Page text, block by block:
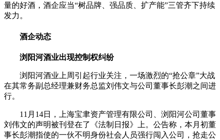
量的好酒，酒企应当“树品牌、强品质、扩产能”三管齐下持续
发力。
酒企动态
浏阳河酒业出现控制权纠纷
浏阳河酒业上周引起行业关注，一场激烈的“抢公章”大战
在其常务副总经理兼财务总监刘伟文与公司董事长彭潮之间进
行。
11月14日，上海宝聿资产管理有限公司、浏阳河公司董事
刘伟文的声明被刊登在了《法制日报》上。公告称，本月初董
事长彭潮指使的一伙不明身份社会人员强行闯入公司，抢走公